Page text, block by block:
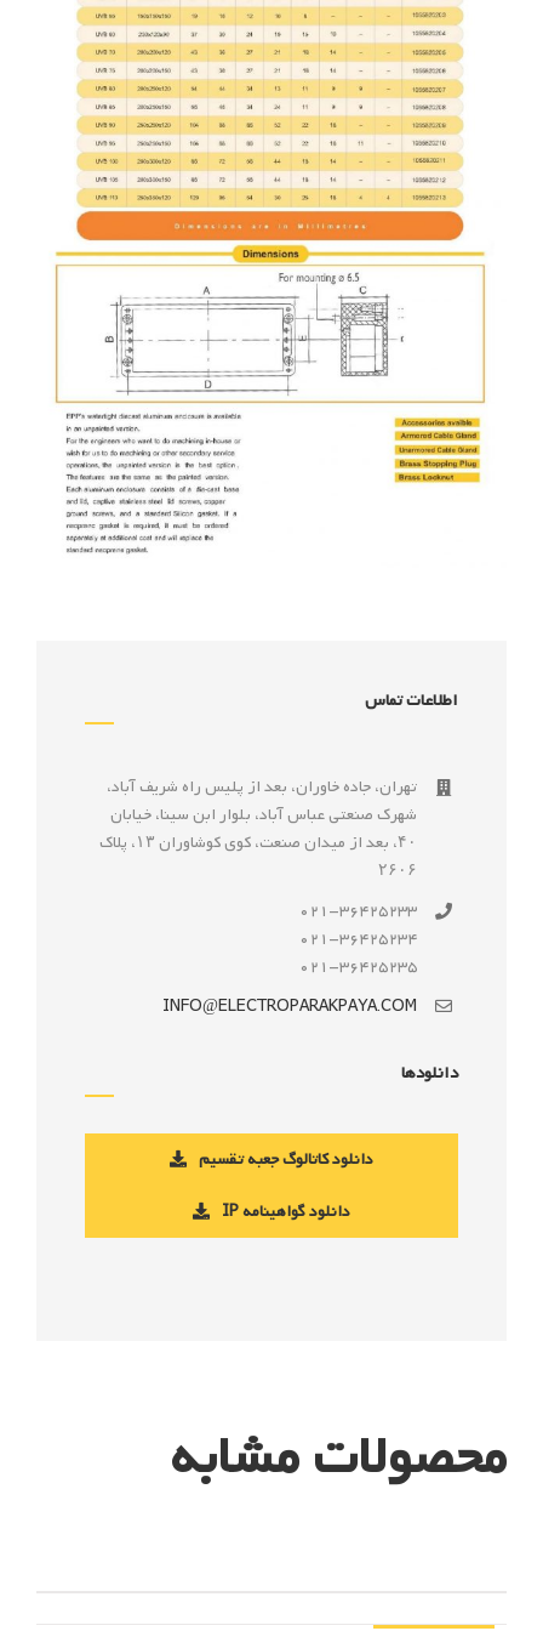
اطلاعات تماس
تهران، جاده خاوران، بعد از پليس راه شريف آباد،
شهرک صنعتى عباس آباد، بلوار ابن سينا، خيابان
۴۰، بعد از ميدان صنعت، كوی كوشاوران ۱۳، پلاک
۲۶۰۶
021-36425233
021-36425234
021-36425235
INFO@ELECTROPARAKPAYA.COM
دانلودها
دانلود کاتالوگ جعبه تقسیم
دانلود گواهینامه IP
محصولات مشابه